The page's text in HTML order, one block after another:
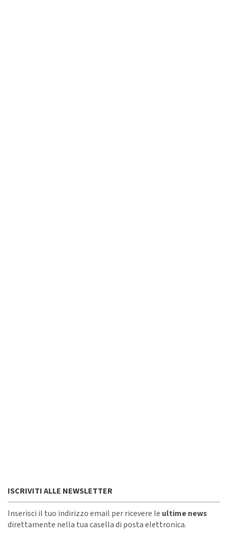
ISCRIVITI ALLE NEWSLETTER
Inserisci il tuo indirizzo email per ricevere le ultime news
direttamente nella tua casella di posta elettronica.